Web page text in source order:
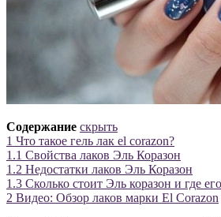
Содержание скрыть
1 Что такое гель лак el corazon?
1.1 Свойства лаков Эль Коразон
1.2 Недостатки лаков Эль Коразон
1.3 Сколько стоит Эль коразон и где
2 Видео: Обзор лаков марки El Corazon